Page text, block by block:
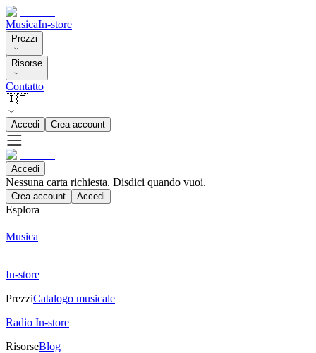
MusicaIn-store
Prezzi
Risorse
Contatto
🇮🇹
Accedi Crea account
Accedi
Nessuna carta richiesta. Disdici quando vuoi.
Crea account Accedi
Esplora
Musica
In-store
PrezziCatalogo musicale
Radio In-store
RisorseBlog